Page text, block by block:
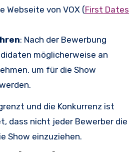
Webseite von VOX (First Dates
: Nach der Bewerbung
möglicherweise an
um für die Show
und die Konkurrenz ist
dass nicht jeder Bewerber die
Show einzuziehen.